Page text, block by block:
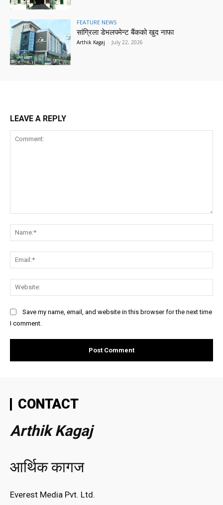
FEATURE NEWS
सांग्रिला डेभलपमेन्ट बैंकको खुद नाफा
Arthik Kagaj - July 22, 2026
LEAVE A REPLY
Save my name, email, and website in this browser for the next time
I comment.
CONTACT
Arthik Kagaj
आर्थिक कागज
Everest Media Pvt. Ltd.